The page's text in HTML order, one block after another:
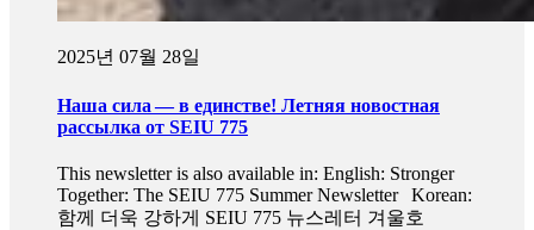
2025년 07월 28일
Наша сила — в единстве! Летняя новостная
рассылка от SEIU 775
This newsletter is also available in: English: Stronger
Together: The SEIU 775 Summer Newsletter Korean:
함께 더욱 강하게 SEIU 775 뉴스레터 겨울호